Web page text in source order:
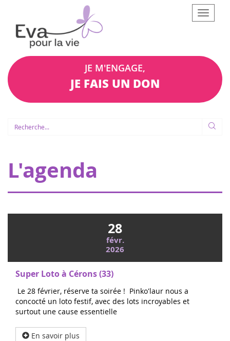
Afficher
le
JE M'ENGAGE,
JE FAIS UN DON
L'agenda
28
févr.
2026
Super Loto à Cérons (33)
Le 28 février, réserve ta soirée ! Pinko'laur nous a
concocté un loto festif, avec des lots incroyables et
surtout une cause essentielle
En savoir plus